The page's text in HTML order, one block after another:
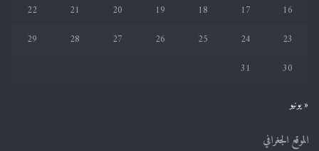
16
17
18
19
20
21
22
23
24
25
26
27
28
29
30
31
« يونيو
الموقع الجغرافي